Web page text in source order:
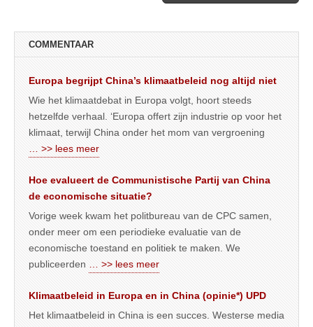
COMMENTAAR
Europa begrijpt China’s klimaatbeleid nog altijd niet
Wie het klimaatdebat in Europa volgt, hoort steeds
hetzelfde verhaal. ‘Europa offert zijn industrie op voor het
klimaat, terwijl China onder het mom van vergroening
… >> lees meer
Hoe evalueert de Communistische Partij van China
de economische situatie?
Vorige week kwam het politbureau van de CPC samen,
onder meer om een periodieke evaluatie van de
economische toestand en politiek te maken. We
publiceerden … >> lees meer
Klimaatbeleid in Europa en in China (opinie*) UPD
Het klimaatbeleid in China is een succes. Westerse media